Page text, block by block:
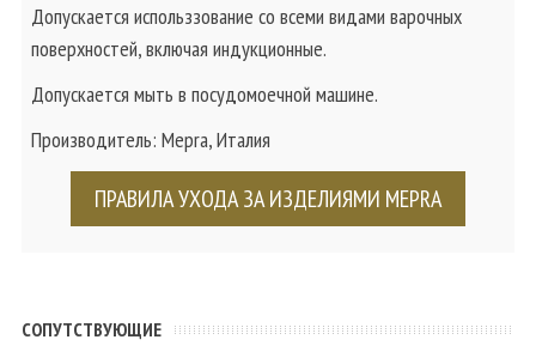
Допускается использзование со всеми видами варочных
поверхностей, включая индукционные.
Допускается мыть в посудомоечной машине.
Производитель: Mepra, Италия
ПРАВИЛА УХОДА ЗА ИЗДЕЛИЯМИ MEPRA
CОПУТСТВУЮЩИЕ